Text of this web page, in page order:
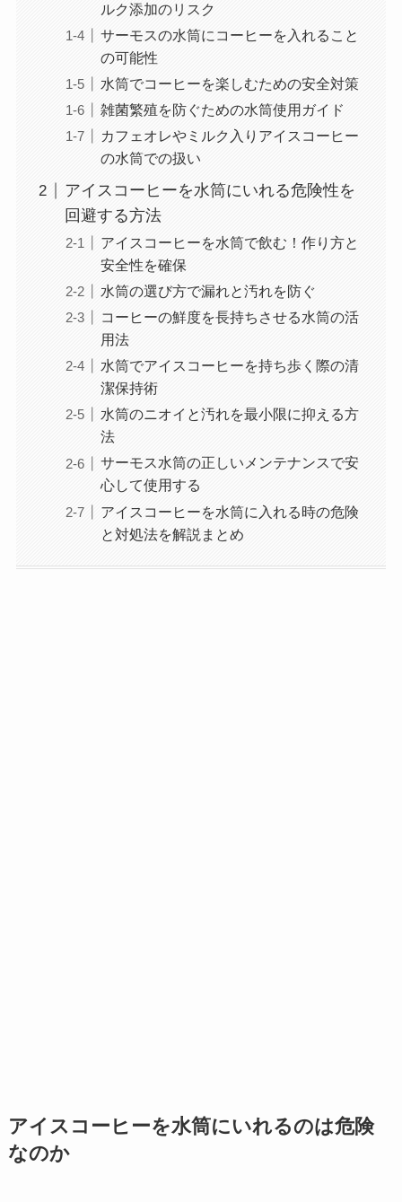
ルク添加のリスク
サーモスの水筒にコーヒーを入れること
の可能性
水筒でコーヒーを楽しむための安全対策
雑菌繁殖を防ぐための水筒使用ガイド
カフェオレやミルク入りアイスコーヒー
の水筒での扱い
アイスコーヒーを水筒にいれる危険性を
回避する方法
アイスコーヒーを水筒で飲む！作り方と
安全性を確保
水筒の選び方で漏れと汚れを防ぐ
コーヒーの鮮度を長持ちさせる水筒の活
用法
水筒でアイスコーヒーを持ち歩く際の清
潔保持術
水筒のニオイと汚れを最小限に抑える方
法
サーモス水筒の正しいメンテナンスで安
心して使用する
アイスコーヒーを水筒に入れる時の危険
と対処法を解説まとめ
アイスコーヒーを水筒にいれるのは危険
なのか